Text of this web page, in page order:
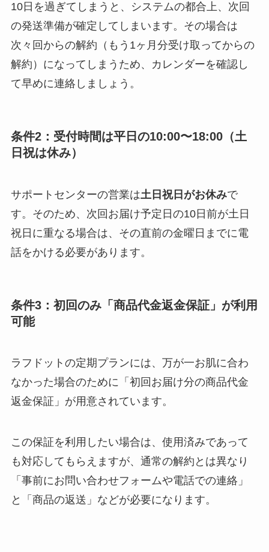
10日を過ぎてしまうと、システムの都合上、次回
の発送準備が確定してしまいます。その場合は
次々回からの解約（もう1ヶ月分受け取ってからの
解約）になってしまうため、カレンダーを確認し
て早めに連絡しましょう。
条件2：受付時間は平日の10:00〜18:00（土
日祝は休み）
サポートセンターの営業は土日祝日がお休みで
す。そのため、次回お届け予定日の10日前が土日
祝日に重なる場合は、その直前の金曜日までに電
話をかける必要があります。
条件3：初回のみ「商品代金返金保証」が利用
可能
ラフドットの定期プランには、万が一お肌に合わ
なかった場合のために「初回お届け分の商品代金
返金保証」が用意されています。
この保証を利用したい場合は、使用済みであって
も対応してもらえますが、通常の解約とは異なり
「事前にお問い合わせフォームや電話での連絡」
と「商品の返送」などが必要になります。